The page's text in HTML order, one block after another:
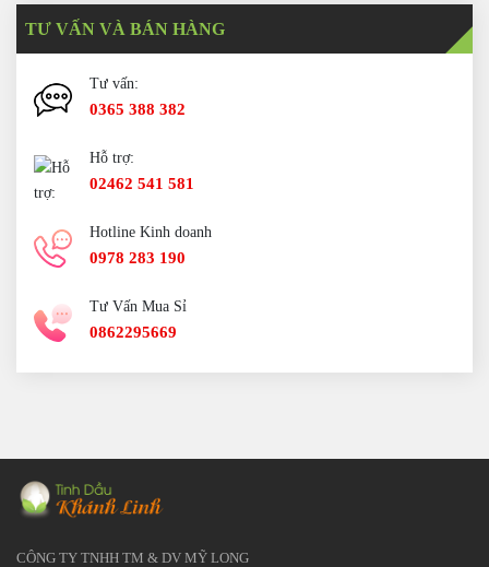
TƯ VẤN VÀ BÁN HÀNG
Tư vấn:
0365 388 382
Hỗ trợ:
02462 541 581
Hotline Kinh doanh
0978 283 190
Tư Vấn Mua Sỉ
0862295669
CÔNG TY TNHH TM & DV MỸ LONG